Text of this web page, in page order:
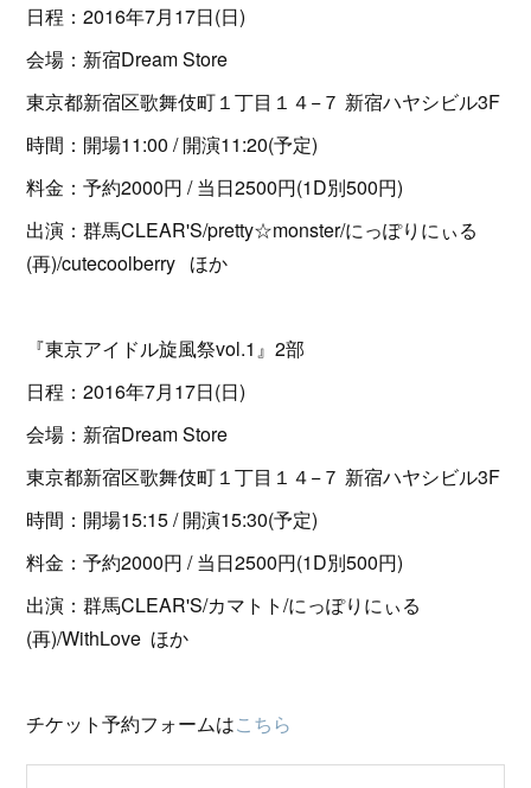
日程：2016年7月17日(日)
会場：新宿Dream Store
東京都新宿区歌舞伎町１丁目１４−７ 新宿ハヤシビル3F
時間：開場11:00 / 開演11:20(予定)
料金：予約2000円 / 当日2500円(1D別500円)
出演：群馬CLEAR'S/pretty☆monster/にっぽりにぃる
(再)/cutecoolberry ほか
『東京アイドル旋風祭vol.1』2部
日程：2016年7月17日(日)
会場：新宿Dream Store
東京都新宿区歌舞伎町１丁目１４−７ 新宿ハヤシビル3F
時間：開場15:15 / 開演15:30(予定)
料金：予約2000円 / 当日2500円(1D別500円)
出演：群馬CLEAR'S/カマトト/にっぽりにぃる
(再)/WithLove ほか
チケット予約フォームはこちら